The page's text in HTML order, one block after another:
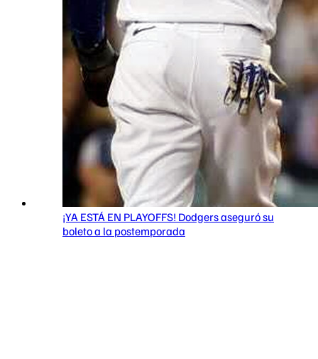
¡YA ESTÁ EN PLAYOFFS! Dodgers aseguró su
boleto a la postemporada